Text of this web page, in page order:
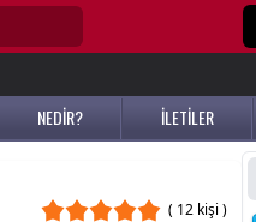
NEDİR? İLETİLER
( 12 kişi )